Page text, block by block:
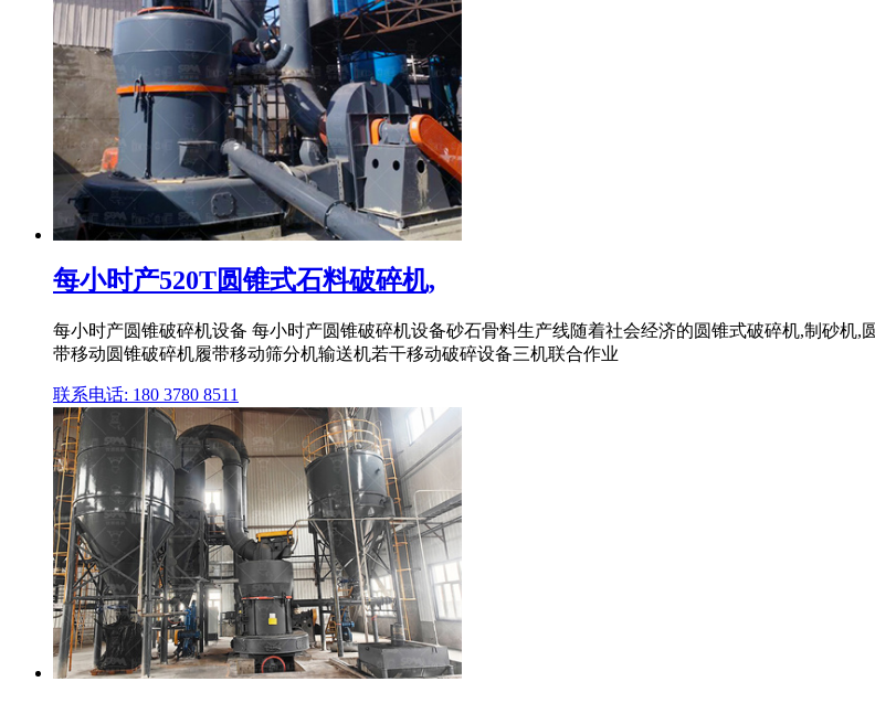
每小时产520T圆锥式石料破碎机,
每小时产圆锥破碎机设备 每小时产圆锥破碎机设备砂石骨料生产线随着社会经济的圆锥式破碎机,制砂机
带移动圆锥破碎机履带移动筛分机输送机若干移动破碎设备三机联合作业
联系电话: 180 3780 8511